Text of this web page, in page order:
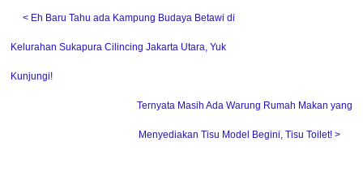
˂ Eh Baru Tahu ada Kampung Budaya Betawi di
Kelurahan Sukapura Cilincing Jakarta Utara, Yuk
Kunjungi!
Ternyata Masih Ada Warung Rumah Makan yang
Menyediakan Tisu Model Begini, Tisu Toilet! ˃